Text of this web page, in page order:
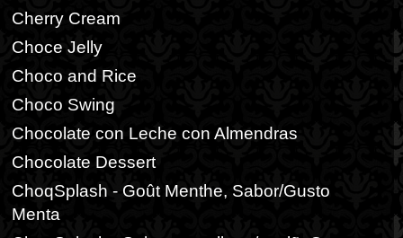
Cherry Cream
Choce Jelly
Choco and Rice
Choco Swing
Chocolate con Leche con Almendras
Chocolate Dessert
ChoqSplash - Goût Menthe, Sabor/Gusto
Menta